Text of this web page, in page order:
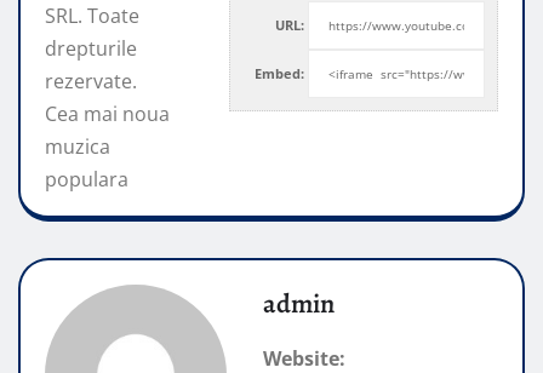
URL:
Embed:
SRL. Toate
drepturile
rezervate.
Cea mai noua
muzica
populara
admin
Website: